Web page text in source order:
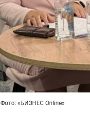
Фото: «БИЗНЕС Online»